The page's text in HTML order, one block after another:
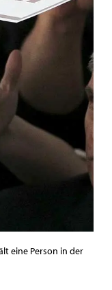
eine Person in der